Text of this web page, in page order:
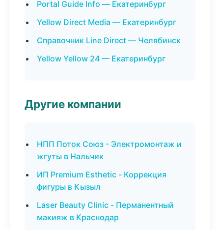
Portal Guide Info — Екатеринбург
Yellow Direct Media — Екатеринбург
Справочник Line Direct — Челябинск
Yellow Yellow 24 — Екатеринбург
Другие компании
НПП Поток Союз - Электромонтаж и
жгуты в Нальчик
ИП Premium Esthetic - Коррекция
фигуры в Кызыл
Laser Beauty Clinic - Перманентный
макияж в Краснодар